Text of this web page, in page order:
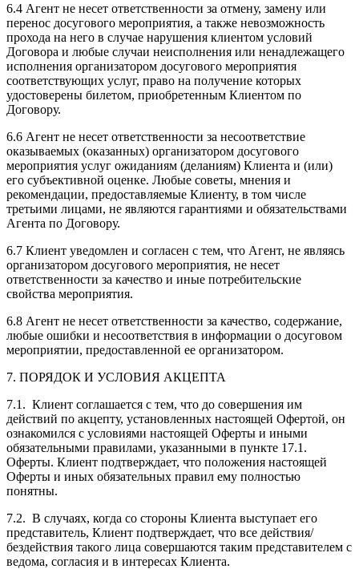
6.4 Агент не несет ответственности за отмену, замену или
перенос досугового мероприятия, а также невозможность
прохода на него в случае нарушения клиентом условий
Договора и любые случаи неисполнения или ненадлежащего
исполнения организатором досугового мероприятия
соответствующих услуг, право на получение которых
удостоверены билетом, приобретенным Клиентом по
Договору.
6.6 Агент не несет ответственности за несоответствие
оказываемых (оказанных) организатором досугового
мероприятия услуг ожиданиям (деланиям) Клиента и (или)
его субъективной оценке. Любые советы, мнения и
рекомендации, предоставляемые Клиенту, в том числе
третьими лицами, не являются гарантиями и обязательствами
Агента по Договору.
6.7 Клиент уведомлен и согласен с тем, что Агент, не являясь
организатором досугового мероприятия, не несет
ответственности за качество и иные потребительские
свойства мероприятия.
6.8 Агент не несет ответственности за качество, содержание,
любые ошибки и несоответствия в информации о досуговом
мероприятии, предоставленной ее организатором.
7. ПОРЯДОК И УСЛОВИЯ АКЦЕПТА
7.1. Клиент соглашается с тем, что до совершения им
действий по акцепту, установленных настоящей Офертой, он
ознакомился с условиями настоящей Оферты и иными
обязательными правилами, указанными в пункте 17.1.
Оферты. Клиент подтверждает, что положения настоящей
Оферты и иных обязательных правил ему полностью
понятны.
7.2. В случаях, когда со стороны Клиента выступает его
представитель, Клиент подтверждает, что все действия/
бездействия такого лица совершаются таким представителем с
ведома, согласия и в интересах Клиента.